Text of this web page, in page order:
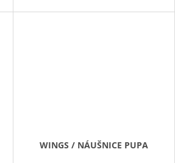
WINGS / NÁUŠNICE PUPA